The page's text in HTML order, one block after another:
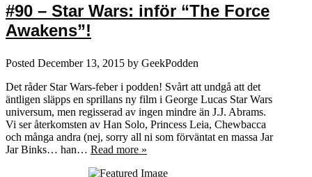
#90 – Star Wars: inför “The Force
Awakens”!
Posted December 13, 2015 by GeekPodden
Det råder Star Wars-feber i podden! Svårt att undgå att det
äntligen släpps en sprillans ny film i George Lucas Star Wars
universum, men regisserad av ingen mindre än J.J. Abrams.
Vi ser återkomsten av Han Solo, Princess Leia, Chewbacca
och många andra (nej, sorry all ni som förväntat en massa Jar
Jar Binks… han… Read more »